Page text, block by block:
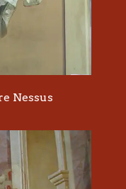
Nessus